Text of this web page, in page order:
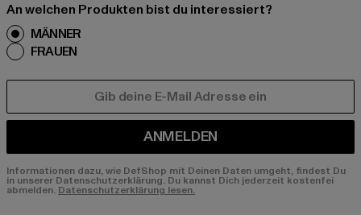
An welchen Produkten bist du interessiert?
MÄNNER
FRAUEN
ANMELDEN
Informationen dazu, wie DefShop mit Deinen Daten umgeht, findest Du
in unserer Datenschutzerklärung. Du kannst Dich jederzeit kostenfei
abmelden. Datenschutzerklärung lesen.